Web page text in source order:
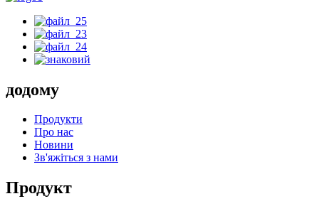
додому
Продукти
Про нас
Новини
Зв'яжіться з нами
Продукт